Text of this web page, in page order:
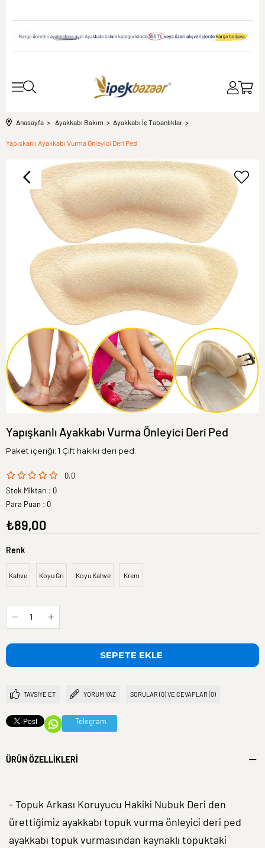
Anasayfa Ayakkabı Bakım Ayakkabı İç Tabanlıklar
Yapışkanlı Ayakkabı Vurma Önleyici Deri Ped
Yapışkanlı Ayakkabı Vurma Önleyici Deri Ped
Paket içeriği: 1 Çift hakiki deri ped.
0.0
Stok Miktarı : 0
Para Puan : 0
₺89,00
Renk
Kahve Koyu Gri Koyu Kahve Krem
TAVSIYE ET YORUM YAZ SORULAR (0) VE CEVAPLAR (0)
Telegram
ÜRÜN ÖZELLIKLERI
- Topuk Arkası Koruyucu Hakiki Nubuk Deri den
ürettiğimiz ayakkabı topuk vurma önleyici deri ped
ayakkabı topuk vurmasından kaynaklı topuktaki